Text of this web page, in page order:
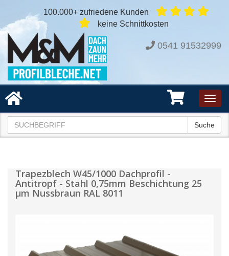
100.000+ zufriedene Kunden
keine Schnittkosten
0541 91532999
Suche
Trapezblech W45/1000 Dachprofil -
Antitropf - Stahl 0,75mm Beschichtung 25
µm Nussbraun RAL 8011